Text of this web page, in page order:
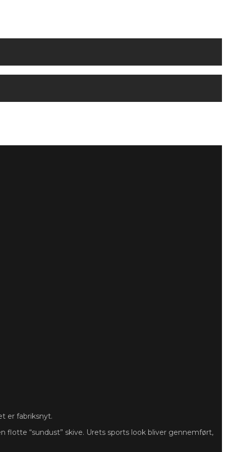
er fabriksnyt.
“sundust” skive. Urets sports look bliver gennemført,